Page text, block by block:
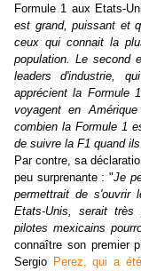
Formule 1 aux Etats-
est grand, puissant et
ceux qui connait la
population. Le second
leaders d'industrie,
apprécient la Formule
voyagent en
combien la Formule 1
de suivre la F1 quand
Par contre, sa
peu surprenante : "Je
permettrait de s'ouvrir
Etats-Unis, serait
pilotes mexicains
connaître son premier
Sergio Perez, qui a